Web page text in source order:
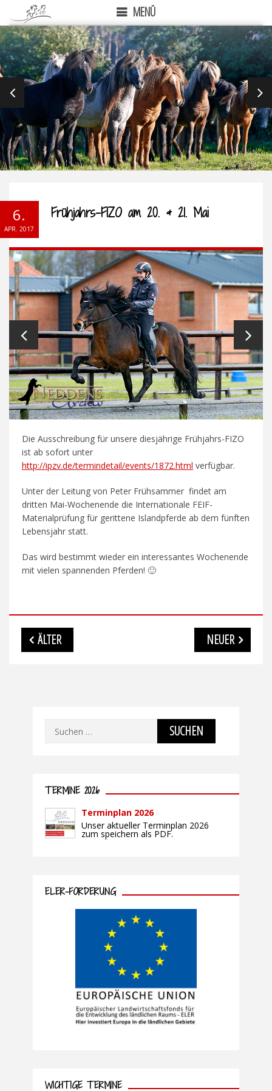
MENÜ
PREVIOUS
6.
APR. 2017
Frühjahrs-FIZO am 20. & 21. Mai
Die Ausschreibung für unsere diesjährige Frühjahrs-FIZO
ist ab sofort unter
http://ipzv.de/termindetail/events/1872.html verfügbar.
Unter der Leitung von Peter Frühsammer findet am
dritten Mai-Wochenende die Internationale FEIF-
Materialprüfung für gerittene Islandpferde ab dem fünften
Lebensjahr statt.
Das wird bestimmt wieder ein interessantes Wochenende
mit vielen spannenden Pferden! 🙂
Beitragsnavigation
ÄLTER NEUER
Suchen
TERMINE 2026
Terminplan 2026
Unser aktueller Terminplan 2026
zum speichern als PDF.
ELER-FÖRDERUNG
WICHTIGE TERMINE